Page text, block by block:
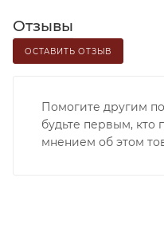
Отзывы
ОСТАВИТЬ ОТЗЫВ
Помогите другим
будьте первым, кто
мнением об этом